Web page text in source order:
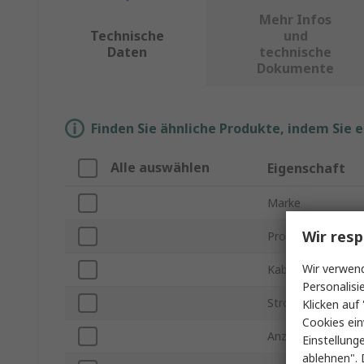
Technische
Daten
Mehr Infos
und
technische
Dokumente
Finden Sie ähnliche Produkte, indem
Alle auswählen Eigenschaft
Marke
Produkt Typ
Kabellänge
Stromstärke
Anzahl der
Wir
Wir
Klicken
Cookies
ablehnen".